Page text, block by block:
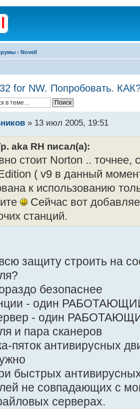
‹ Novell
for NW. Попробовать.
» 13 июл 2005, 19:51
aka RH писал(а):
стоит Norton .. точнее,
( v9 в данный
к использованию
Сейчас вот
станций.
защиту строить на
безопаснее
- один
- один
и пара сканеров
пяток антивирусных
быстрых
не совпадающих с
серверах.